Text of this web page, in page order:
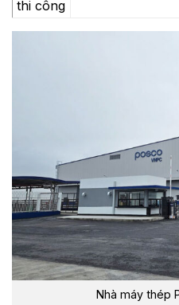
thi công
Nhà máy thép